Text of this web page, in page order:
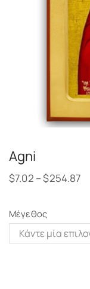
Agni
$7.02 –$254.87
Μέγεθος